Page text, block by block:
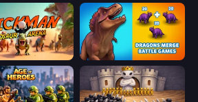
Stickman: Dinosaur Arena Dragons Merge: Battle Games